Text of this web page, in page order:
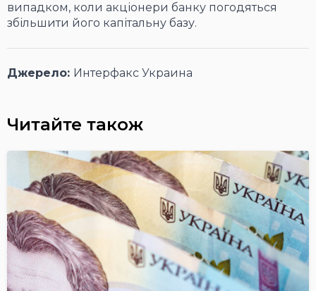
випадком, коли акціонери банку погодяться
збільшити його капітальну базу.
Джерело: Интерфакс Украина
Читайте також